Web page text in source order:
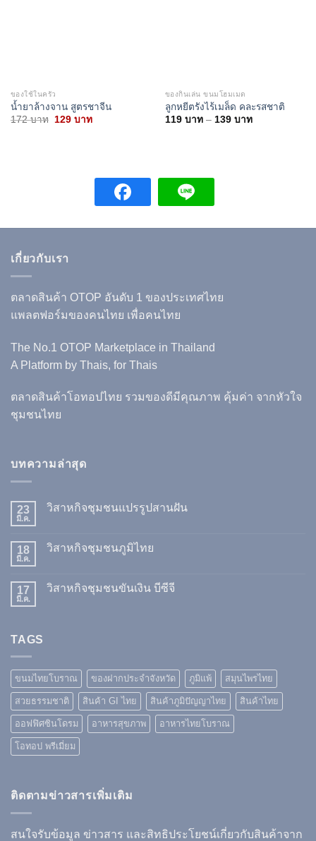
ของใช้ในครัว
น้ำยาล้างจาน สูตรชาจีน
172บาท
Original
129 บาทCurrent
ของกินเล่น ขนมโฮมเมด
ลูกหยีตรังไร้เมล็ด คละรสชาติ
119 บาท – 139 บาทPrice
เกี่ยวกับเรา
ตลาดสินค้า OTOP อันดับ 1 ของประเทศไทย
แพลตฟอร์มของคนไทย เพื่อคนไทย
The No.1 OTOP Marketplace in Thailand
A Platform by Thais, for Thais
ตลาดสินค้าโอทอปไทย รวมของดีมีคุณภาพ คุ้มค่า จากหัวใจ
ชุมชนไทย
บทความล่าสุด
23
มี.ค.
วิสาหกิจชุมชนแปรรูปสานฝัน
18
มี.ค.
วิสาหกิจชุมชนภูมิไทย
17
มี.ค.
วิสาหกิจชุมชนขันเงิน บีซีจี
TAGS
ขนมไทยโบราณ ของฝากประจำจังหวัด ภูมิแพ้ สมุนไพรไทย
สวยธรรมชาติ สินค้า GI ไทย สินค้าภูมิปัญญาไทย สินค้าไทย
ออฟฟิศซินโดรม อาหารสุขภาพ อาหารไทยโบราณ
โอทอป พรีเมี่ยม
ติดตามข่าวสารเพิ่มเติม
สนใจรับข้อมูล ข่าวสาร และสิทธิประโยชน์เกี่ยวกับสินค้าจาก